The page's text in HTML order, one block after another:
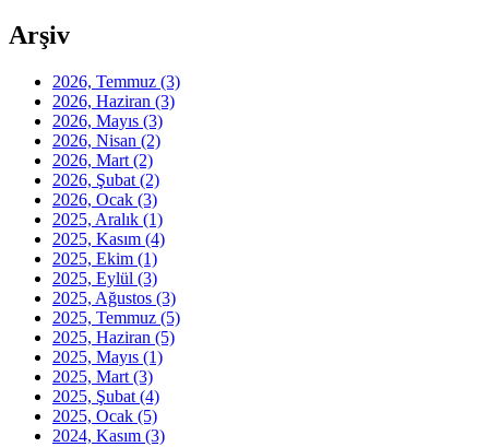
Arşiv
2026, Temmuz (3)
2026, Haziran (3)
2026, Mayıs (3)
2026, Nisan (2)
2026, Mart (2)
2026, Şubat (2)
2026, Ocak (3)
2025, Aralık (1)
2025, Kasım (4)
2025, Ekim (1)
2025, Eylül (3)
2025, Ağustos (3)
2025, Temmuz (5)
2025, Haziran (5)
2025, Mayıs (1)
2025, Mart (3)
2025, Şubat (4)
2025, Ocak (5)
2024, Kasım (3)